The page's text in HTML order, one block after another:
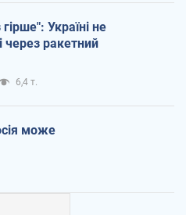
Україні не
через ракетний
6,4 т.
може